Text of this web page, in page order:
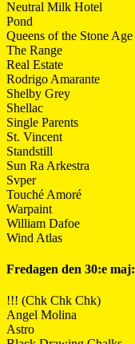
Neutral Milk Hotel
Pond
Queens of the Stone Age
The Range
Real Estate
Rodrigo Amarante
Shelby Grey
Shellac
Single Parents
St. Vincent
Standstill
Sun Ra Arkestra
Svper
Touché Amoré
Warpaint
William Dafoe
Wind Atlas
Fredagen den 30:e maj:
!!! (Chk Chk Chk)
Angel Molina
Astro